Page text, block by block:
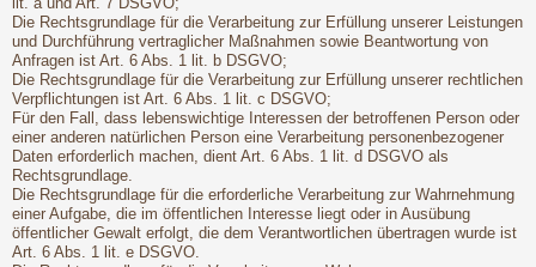
Die Rechtsgrundlage für die Verarbeitung zur Erfüllung unserer Leistungen
und Durchführung vertraglicher Maßnahmen sowie Beantwortung von
Anfragen ist Art. 6 Abs. 1 lit. b DSGVO;
Die Rechtsgrundlage für die Verarbeitung zur Erfüllung unserer rechtlichen
Verpflichtungen ist Art. 6 Abs. 1 lit. c DSGVO;
Für den Fall, dass lebenswichtige Interessen der betroffenen Person oder
einer anderen natürlichen Person eine Verarbeitung personenbezogener
Daten erforderlich machen, dient Art. 6 Abs. 1 lit. d DSGVO als
Rechtsgrundlage.
Die Rechtsgrundlage für die erforderliche Verarbeitung zur Wahrnehmung
einer Aufgabe, die im öffentlichen Interesse liegt oder in Ausübung
öffentlicher Gewalt erfolgt, die dem Verantwortlichen übertragen wurde ist
Art. 6 Abs. 1 lit. e DSGVO.